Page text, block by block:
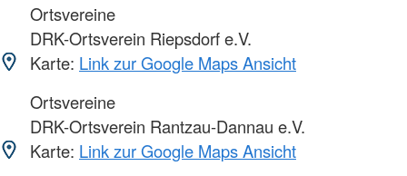
Ortsvereine
DRK-Ortsverein Riepsdorf e.V.
Karte: Link zur Google Maps Ansicht
Ortsvereine
DRK-Ortsverein Rantzau-Dannau e.V.
Karte: Link zur Google Maps Ansicht